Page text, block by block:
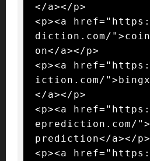
</a></p>
<p><a
diction.com/
on</a></p>
<p><a
iction.com/
</a></p>
<p><a
eprediction.com/
prediction</a></p>
<p><a